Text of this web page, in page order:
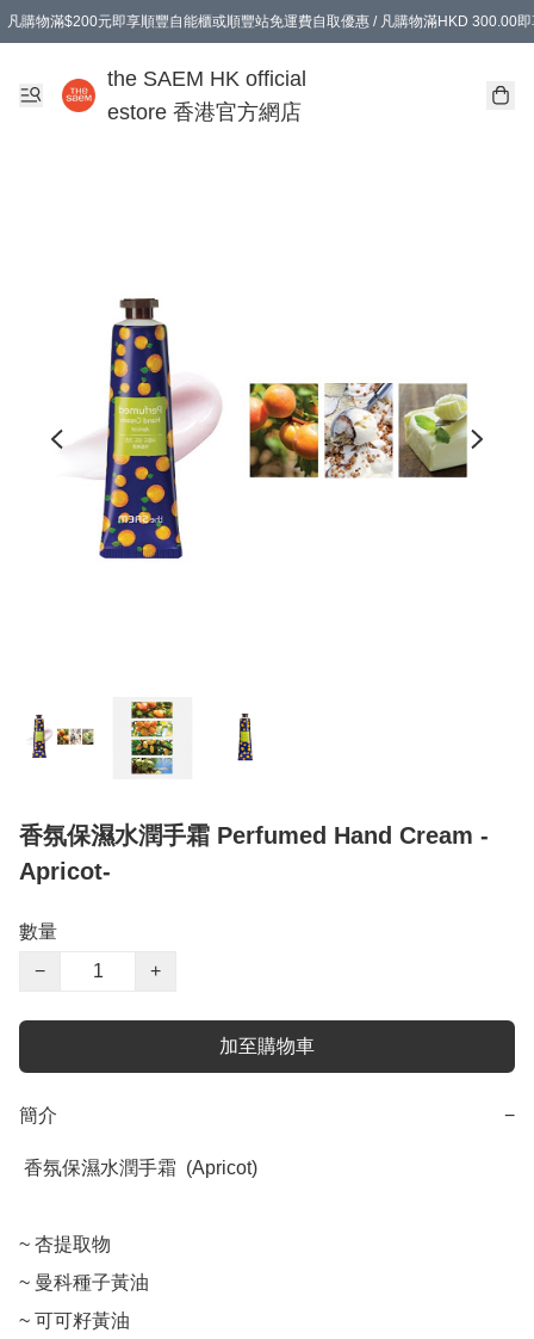
凡購物滿$200元即享順豐自能櫃或順豐站免運費自取優惠 / 凡購物滿HKD 300.00
the SAEM HK official
estore 香港官方網店
香氛保濕水潤手霜 Perfumed Hand Cream -
Apricot-
數量
−
+
加至購物車
簡介 −
~ 杏提取物
~ 曼科種子黃油
~ 可可籽黃油